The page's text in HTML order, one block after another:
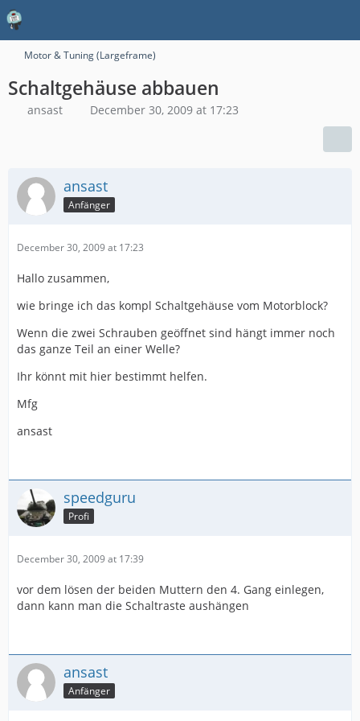
Motor & Tuning (Largeframe)
Schaltgehäuse abbauen
ansast December 30, 2009 at 17:23
ansast
Anfänger
December 30, 2009 at 17:23
Hallo zusammen,
wie bringe ich das kompl Schaltgehäuse vom Motorblock?
Wenn die zwei Schrauben geöffnet sind hängt immer noch
das ganze Teil an einer Welle?
Ihr könnt mit hier bestimmt helfen.
Mfg
ansast
speedguru
Profi
December 30, 2009 at 17:39
vor dem lösen der beiden Muttern den 4. Gang einlegen,
dann kann man die Schaltraste aushängen
ansast
Anfänger